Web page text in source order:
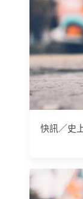
快訊／史